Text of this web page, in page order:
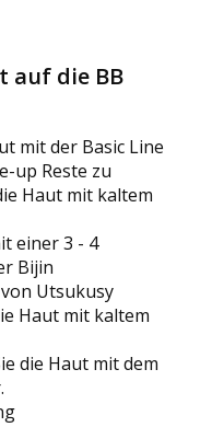
auf die BB
mit der Basic Line
up Reste zu
Haut mit kaltem
einer 3 - 4
Bijin
Utsukusy
Haut mit kaltem
die Haut mit dem